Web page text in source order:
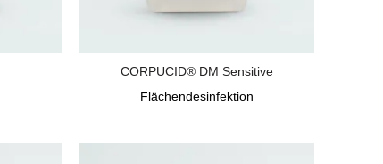
CORPUCID® DM Sensitive
Flächendesinfektion